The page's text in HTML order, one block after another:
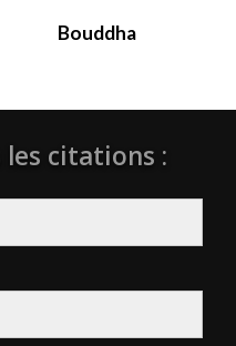
Bouddha
citations :